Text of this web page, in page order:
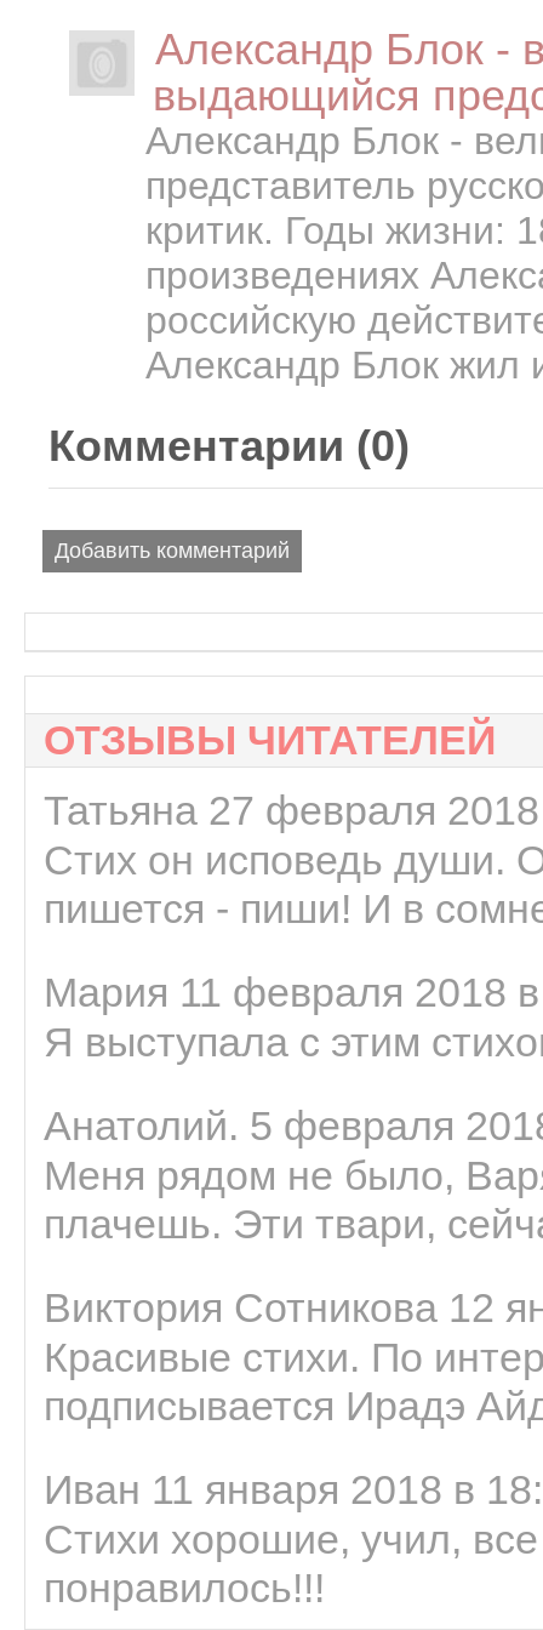
Александр Блок -
выдающийся
Александр Блок -
представитель
критик. Годы жизни:
произведениях
российскую
Александр Блок жил
Комментарии (0)
Добавить комментарий
ОТЗЫВЫ ЧИТАТЕЛЕЙ
Татьяна 27 февраля
Стих он исповедь души.
пишется - пиши! И в
Мария 11 февраля 2018
Я выступала с этим
Анатолий. 5 февраля
Меня рядом не было,
плачешь. Эти твари,
Виктория Сотникова 12
Красивые стихи. По
подписывается Ирадэ
Иван 11 января 2018 в
Стихи хорошие, учил,
понравилось!!!